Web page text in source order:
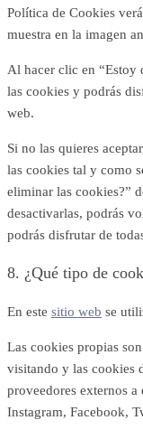
Política de Cookies
muestra en la imagen
Al hacer clic en “Estoy
las cookies y podrás
web.
Si no las quieres
las cookies tal y como
eliminar las cookies?”
desactivarlas, podrás
podrás disfrutar de
8. ¿Qué tipo de
En este sitio web se
Las cookies propias
visitando y las cookies
proveedores externos
Instagram, Facebook,